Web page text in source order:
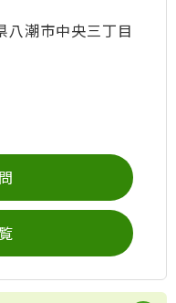
潮市中央三丁目